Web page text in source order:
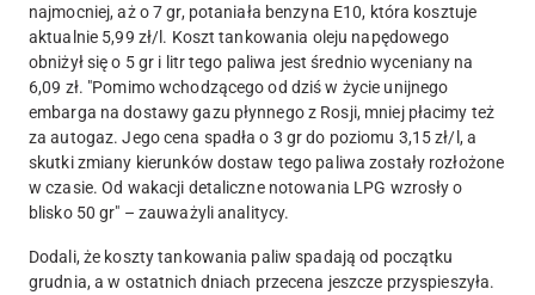
najmocniej, aż o 7 gr, potaniała benzyna E10, która kosztuje
aktualnie 5,99 zł/l. Koszt tankowania oleju napędowego
obniżył się o 5 gr i litr tego paliwa jest średnio wyceniany na
6,09 zł. "Pomimo wchodzącego od dziś w życie unijnego
embarga na dostawy gazu płynnego z Rosji, mniej płacimy też
za autogaz. Jego cena spadła o 3 gr do poziomu 3,15 zł/l, a
skutki zmiany kierunków dostaw tego paliwa zostały rozłożone
w czasie. Od wakacji detaliczne notowania LPG wzrosły o
blisko 50 gr" – zauważyli analitycy.
Dodali, że koszty tankowania paliw spadają od początku
grudnia, a w ostatnich dniach przecena jeszcze przyspieszyła.